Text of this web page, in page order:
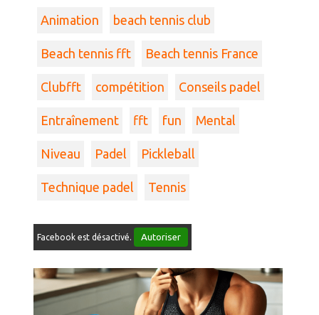
Animation beach tennis club
Beach tennis fft Beach tennis France
Clubfft compétition Conseils padel
Entraînement fft fun Mental
Niveau Padel Pickleball
Technique padel Tennis
Facebook est désactivé. Autoriser